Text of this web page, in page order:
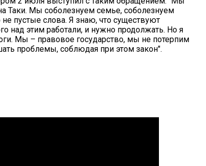
Таки. Мы соболезнуем семье, соболезнуем
пустые слова. Я знаю, что существуют
этим работали, и нужно продолжать. Но я
Мы – правовое государство, мы не потерпим
проблемы, соблюдая при этом закон".